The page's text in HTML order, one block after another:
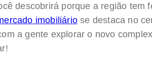
descobrirá porque a região tem
imobiliário se destaca no
a gente explorar o novo